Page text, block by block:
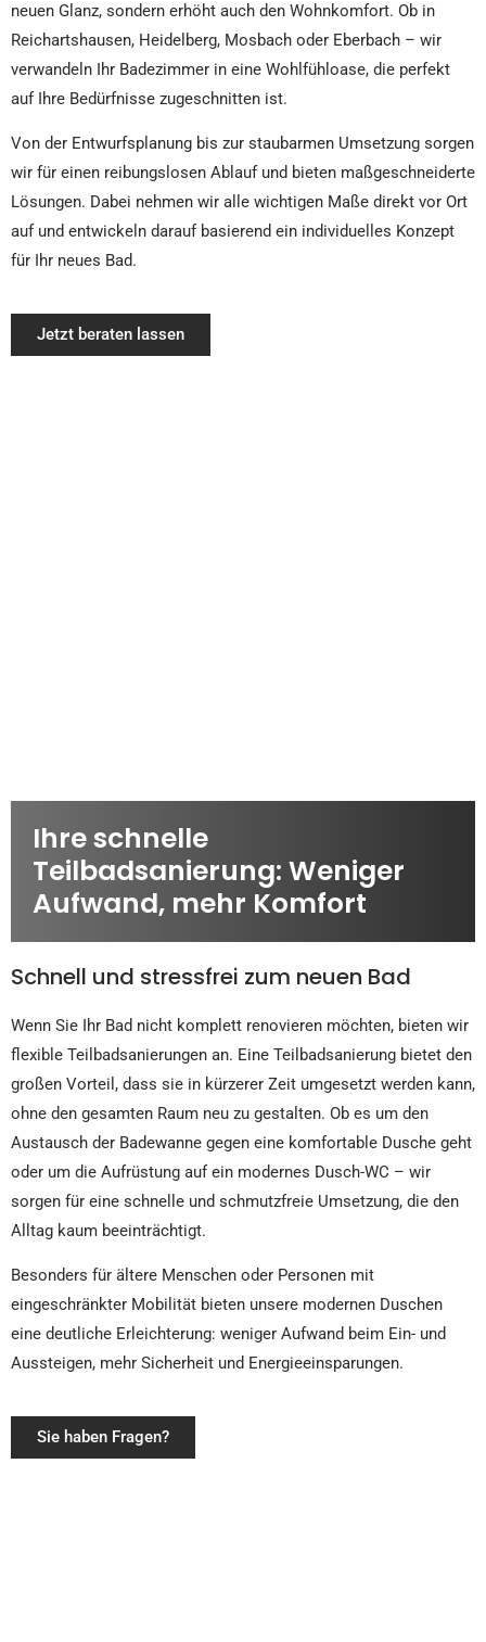
neuen Glanz, sondern erhöht auch den Wohnkomfort. Ob in
Reichartshausen, Heidelberg, Mosbach oder Eberbach – wir
verwandeln Ihr Badezimmer in eine Wohlfühloase, die perfekt
auf Ihre Bedürfnisse zugeschnitten ist.
Von der Entwurfsplanung bis zur staubarmen Umsetzung sorgen
wir für einen reibungslosen Ablauf und bieten maßgeschneiderte
Lösungen. Dabei nehmen wir alle wichtigen Maße direkt vor Ort
auf und entwickeln darauf basierend ein individuelles Konzept
für Ihr neues Bad.
Jetzt beraten lassen
Ihre schnelle
Teilbadsanierung: Weniger
Aufwand, mehr Komfort
Schnell und stressfrei zum neuen Bad
Wenn Sie Ihr Bad nicht komplett renovieren möchten, bieten wir
flexible Teilbadsanierungen an. Eine Teilbadsanierung bietet den
großen Vorteil, dass sie in kürzerer Zeit umgesetzt werden kann,
ohne den gesamten Raum neu zu gestalten. Ob es um den
Austausch der Badewanne gegen eine komfortable Dusche geht
oder um die Aufrüstung auf ein modernes Dusch-WC – wir
sorgen für eine schnelle und schmutzfreie Umsetzung, die den
Alltag kaum beeinträchtigt.
Besonders für ältere Menschen oder Personen mit
eingeschränkter Mobilität bieten unsere modernen Duschen
eine deutliche Erleichterung: weniger Aufwand beim Ein- und
Aussteigen, mehr Sicherheit und Energieeinsparungen.
Sie haben Fragen?